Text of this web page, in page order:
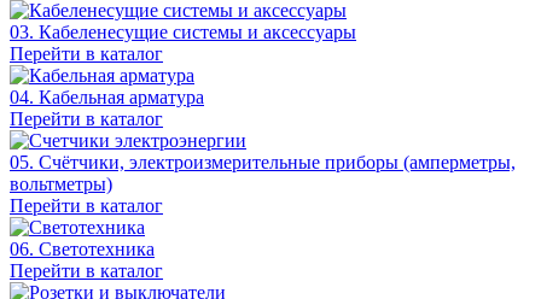
03. Кабеленесущие системы и аксессуары
Перейти в каталог
04. Кабельная арматура
Перейти в каталог
05. Счётчики, электроизмерительные приборы (амперметры,
вольтметры)
Перейти в каталог
06. Светотехника
Перейти в каталог